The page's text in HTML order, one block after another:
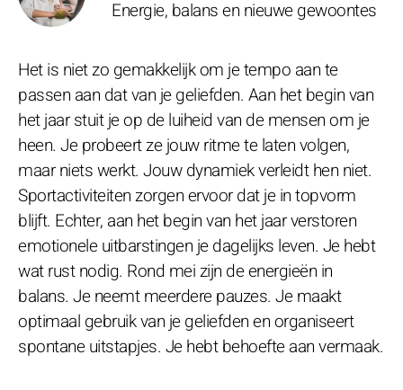
Energie, balans en nieuwe gewoontes
Het is niet zo gemakkelijk om je tempo aan te
passen aan dat van je geliefden. Aan het begin van
het jaar stuit je op de luiheid van de mensen om je
heen. Je probeert ze jouw ritme te laten volgen,
maar niets werkt. Jouw dynamiek verleidt hen niet.
Sportactiviteiten zorgen ervoor dat je in topvorm
blijft. Echter, aan het begin van het jaar verstoren
emotionele uitbarstingen je dagelijks leven. Je hebt
wat rust nodig. Rond mei zijn de energieën in
balans. Je neemt meerdere pauzes. Je maakt
optimaal gebruik van je geliefden en organiseert
spontane uitstapjes. Je hebt behoefte aan vermaak.